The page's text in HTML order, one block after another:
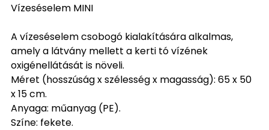
Vízeséselem MINI
A vízeséselem csobogó kialakítására alkalmas,
amely a látvány mellett a kerti tó vízének
oxigénellátását is növeli.
Méret (hosszúság x szélesség x magasság): 65 x 50
x 15 cm.
Anyaga: műanyag (PE).
Színe: fekete.